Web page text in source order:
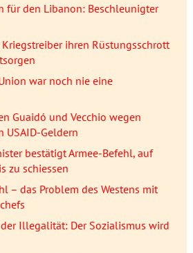
für den Libanon: Beschleunigter
Kriegstreiber ihren Rüstungsschrott
war noch nie eine
Guaidó und Vecchio wegen
USAID-Geldern
bestätigt Armee-Befehl, auf
zu schiessen
– das Problem des Westens mit
der Illegalität: Der Sozialismus wird